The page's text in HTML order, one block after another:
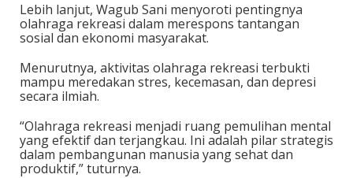
Lebih lanjut, Wagub Sani menyoroti pentingnya
olahraga rekreasi dalam merespons tantangan
sosial dan ekonomi masyarakat.
Menurutnya, aktivitas olahraga rekreasi terbukti
mampu meredakan stres, kecemasan, dan depresi
secara ilmiah.
“Olahraga rekreasi menjadi ruang pemulihan mental
yang efektif dan terjangkau. Ini adalah pilar strategis
dalam pembangunan manusia yang sehat dan
produktif,” tuturnya.